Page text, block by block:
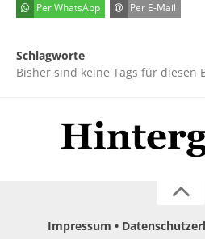
Per WhatsApp
Per E-Mail
Schlagworte
Bisher sind keine Tags für diesen
Impressum